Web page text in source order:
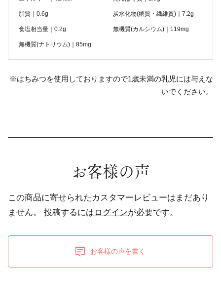
脂質｜0.6g 炭水化物(糖質・繊維質)｜7.2g
食塩相当量｜0.2g 無機質(カルシウム)｜119mg
無機質(ナトリウム)｜85mg
※はちみつを使用しておりますので1歳未満の乳児には与えな
いでください。
お客様の声
この商品に寄せられたカスタマーレビューはまだあり
ません。
投稿するには ログインが必要です。
お客様の声を書く